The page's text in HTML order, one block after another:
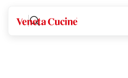
Veneta Cucine